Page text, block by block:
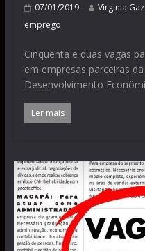
07/01/2019 Virginia
emprego
Cinquenta e duas vagas
em empresas parceiras
Desenvolvimento
Ler mais